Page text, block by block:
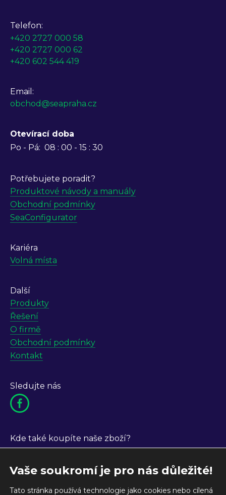
Telefon:
+420 2727 000 58
+420 2727 000 62
+420 602 544 419
Email:
obchod@seapraha.cz
Otevírací doba
Po - Pá: 08 : 00 - 15 : 30
Potřebujete poradit?
Produktové návody a manuály
Obchodní podmínky
SeaConfigurator
Kariéra
Volná místa
Další
Produkty
Řešení
O firmě
Obchodní podmínky
Kontakt
Sledujte nás
Kde také koupíte naše zboží?
Vaše soukromí je pro nás důležité!
Tato stránka používá technologie jako cookies nebo cílená